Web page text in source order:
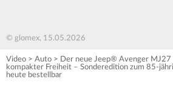
© glomex, 15.05.2026
Video > Auto > Der neue Jeep® Avenger
kompakter Freiheit – Sonderedition zum 85-
heute bestellbar